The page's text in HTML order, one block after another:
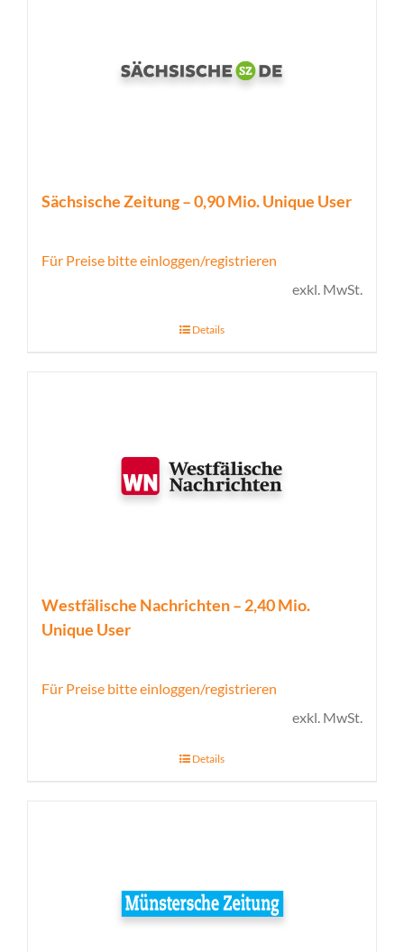
Sächsische Zeitung – 0,90 Mio. Unique User
Für Preise bitte einloggen/registrieren
exkl. MwSt.
Details
Westfälische Nachrichten – 2,40 Mio.
Unique User
Für Preise bitte einloggen/registrieren
exkl. MwSt.
Details